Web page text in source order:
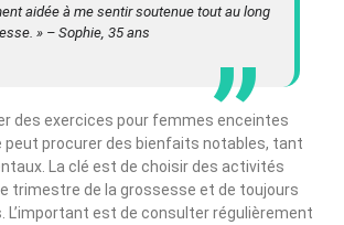
aidée à me sentir soutenue tout au long
» – Sophie, 35 ans
des exercices pour femmes enceintes
peut procurer des bienfaits notables, tant
La clé est de choisir des activités
trimestre de la grossesse et de toujours
L’important est de consulter régulièrement